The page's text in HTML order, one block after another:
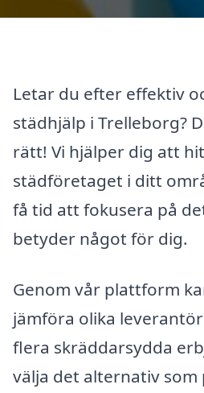
Letar du efter effektiv
städhjälp i Trelleborg?
rätt! Vi hjälper dig att
städföretaget i ditt
få tid att fokusera på
betyder något för dig.
Genom vår plattform
jämföra olika
flera skräddarsydda
välja det alternativ som